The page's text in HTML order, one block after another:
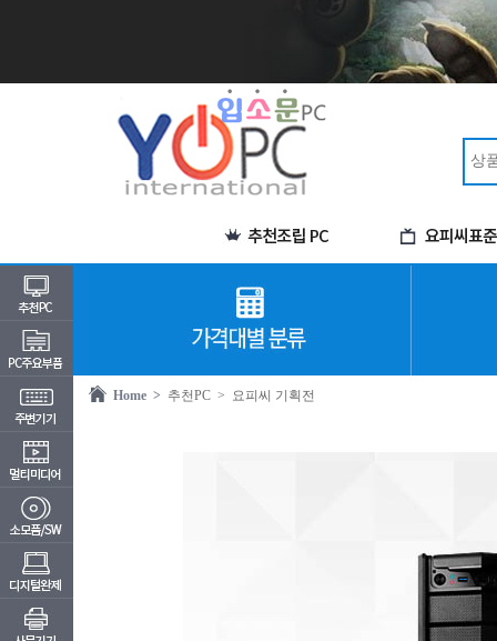
Home > 추천PC > 요피씨 기획전